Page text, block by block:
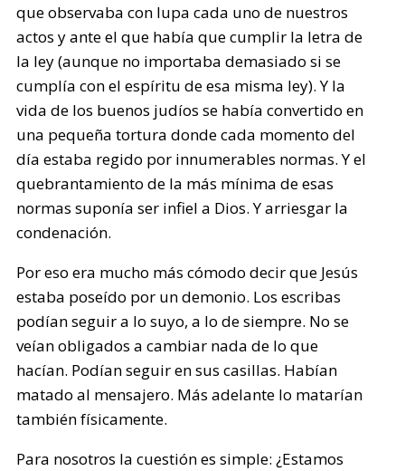
que observaba con lupa cada uno de nuestros
actos y ante el que había que cumplir la letra de
la ley (aunque no importaba demasiado si se
cumplía con el espíritu de esa misma ley). Y la
vida de los buenos judíos se había convertido en
una pequeña tortura donde cada momento del
día estaba regido por innumerables normas. Y el
quebrantamiento de la más mínima de esas
normas suponía ser infiel a Dios. Y arriesgar la
condenación.
Por eso era mucho más cómodo decir que Jesús
estaba poseído por un demonio. Los escribas
podían seguir a lo suyo, a lo de siempre. No se
veían obligados a cambiar nada de lo que
hacían. Podían seguir en sus casillas. Habían
matado al mensajero. Más adelante lo matarían
también físicamente.
Para nosotros la cuestión es simple: ¿Estamos